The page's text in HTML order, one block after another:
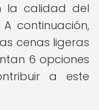
la calidad del
continuación,
cenas ligeras
6 opciones
a este